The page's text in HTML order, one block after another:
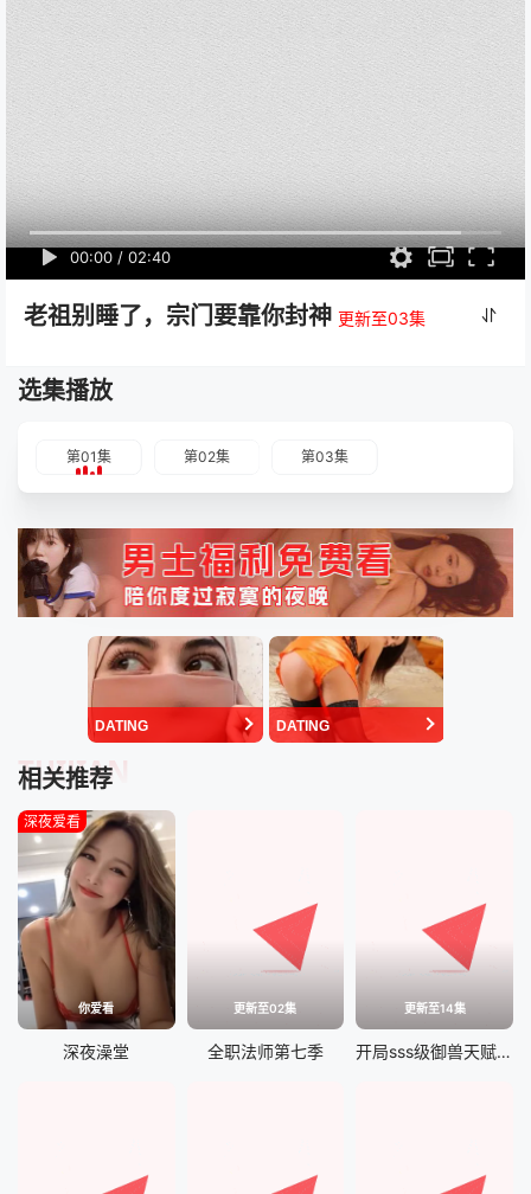
00:00 / 02:40
老祖别睡了，宗门要靠你封神 更新至03集
选集播放
第01集 第02集 第03集
DATING DATING
相关推荐
TUIJIAN
你爱看
深夜爱看
深夜澡堂
更新至02集
全职法师第七季
更新至14集
开局sss级御兽天赋，我成绝世妖孽